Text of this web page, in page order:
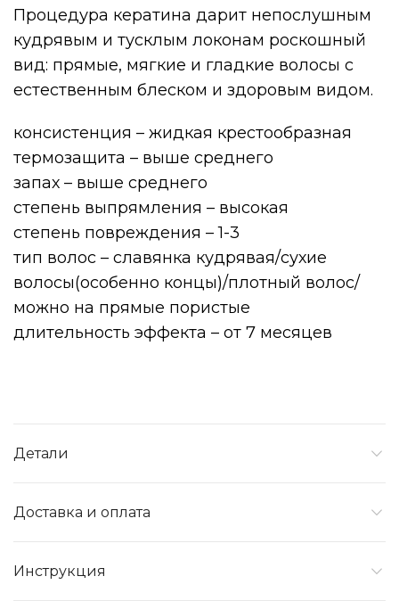
Процедура кератина дарит непослушным
кудрявым и тусклым локонам роскошный
вид: прямые, мягкие и гладкие волосы с
естественным блеском и здоровым видом.
консистенция – жидкая крестообразная
термозащита – выше среднего
запах – выше среднего
степень выпрямления – высокая
степень повреждения – 1-3
тип волос – славянка кудрявая/сухие
волосы(особенно концы)/плотный волос/
можно на прямые пористые
длительность эффекта – от 7 месяцев
Детали
Доставка и оплата
Инструкция